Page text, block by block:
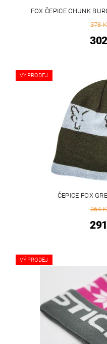
FOX ČEPICE CHUNK
378
VÝPRODEJ
ČEPICE FOX
364
VÝPRODEJ